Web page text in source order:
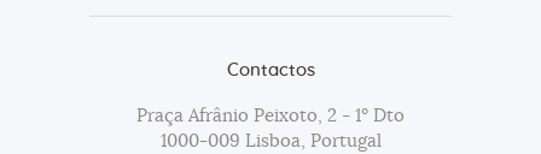
Contactos
Praça Afrânio Peixoto, 2 - 1º Dto
1000-009 Lisboa, Portugal